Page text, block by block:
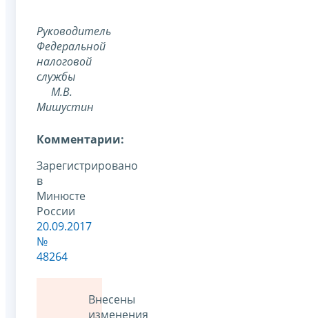
Руководитель
Федеральной
налоговой
службы
М.В.
Мишустин
Комментарии:
Зарегистрировано
в
Минюсте
России
20.09.2017
№
48264
Внесены
изменения